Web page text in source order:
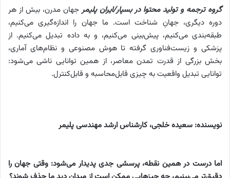
گروه ترجمه و تولید محتوا در بسپار/ایران پلیمرجهان مدرن، بیش از هر
دوره دیگری، جهانِ شناخت است. ما جهان را اندازه‌گیری می‌کنیم،
طبقه‌بندی می‌کنیم، پیش‌بینی می‌کنیم، و به داده تبدیل می‌کنیم. از
پزشکی و زیست‌فناوری گرفته تا هوش مصنوعی و نظام‌های آماری،
بخش بزرگی از قدرت تمدن معاصر، از همین توانایی ناشی می‌شود:
توانایی تبدیل واقعیت به چیزی قابل‌محاسبه و قابل‌کنترل.
نویسنده: سعیده خلجی، کارشناس ارشد مهندسی پلیمر
اما درست در همین نقطه، پرسشی جدی پدیدار می‌شود: وقتی جهان را